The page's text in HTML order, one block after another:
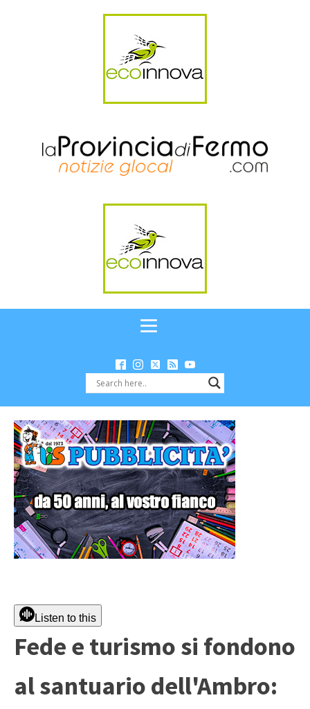
Listen to this
Fede e turismo si fondono
al santuario dell'Ambro: